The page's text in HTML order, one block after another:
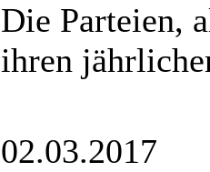
Die Parteien,
ihren
02.03.2017